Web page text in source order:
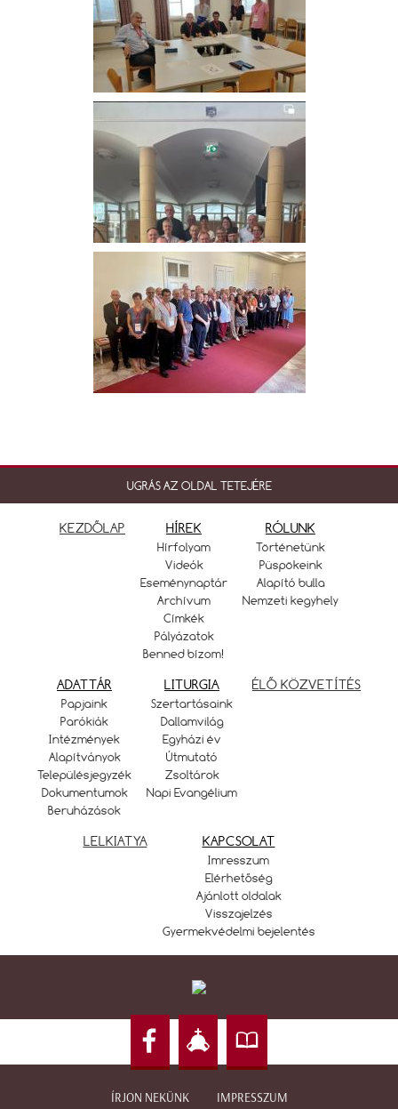
UGRÁS AZ OLDAL TETEJÉRE
KEZDŐLAP HÍREK
Hírfolyam
Videók
Eseménynaptár
Archívum
Címkék
Pályázatok
Benned bízom!
RÓLUNK
Történetünk
Püspökeink
Alapító bulla
Nemzeti kegyhely
ADATTÁR
Papjaink
Parókiák
Intézmények
Alapítványok
Településjegyzék
Dokumentumok
Beruházások
LITURGIA
Szertartásaink
Dallamvilág
Egyházi év
Útmutató
Zsoltárok
Napi Evangélium
ÉLŐ KÖZVETÍTÉS
LELKIATYA KAPCSOLAT
Imresszum
Elérhetőség
Ajánlott oldalak
Visszajelzés
Gyermekvédelmi bejelentés
ÍRJON NEKÜNK IMPRESSZUM